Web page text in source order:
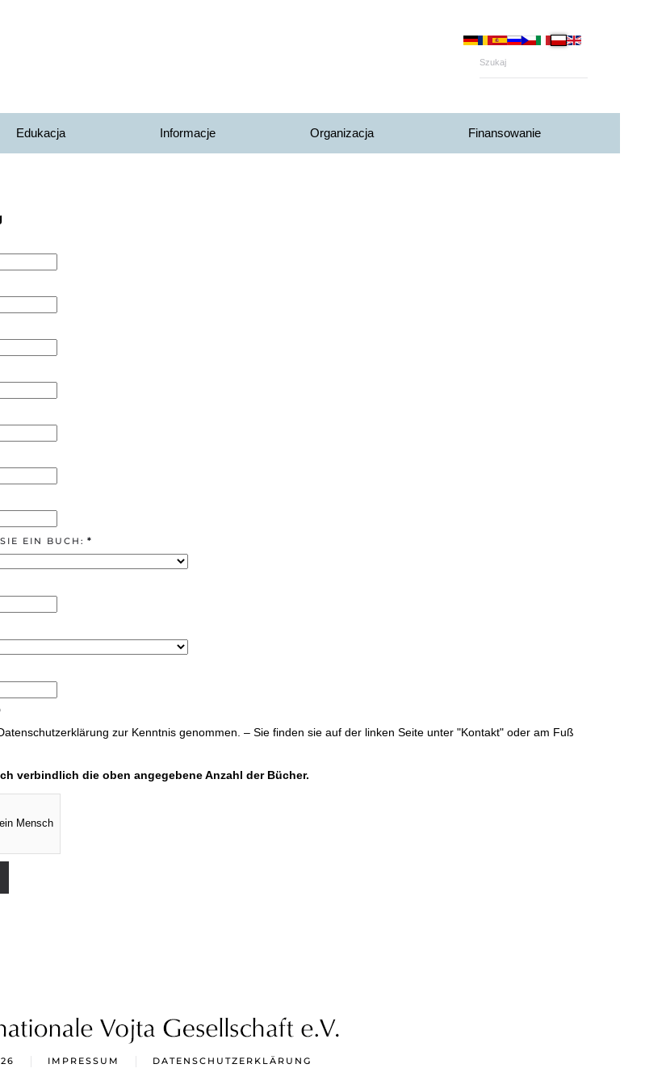
Edukacja Informacje Organizacja Finansowanie
EIN BUCH: *
zur Kenntnis genommen. – Sie finden sie auf der linken Seite unter "Kontakt" oder am Fuß
verbindlich die oben angegebene Anzahl der Bücher.
Mensch
IMPRESSUM DATENSCHUTZERKLÄRUNG